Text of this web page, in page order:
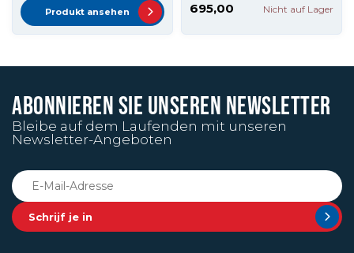
Produkt ansehen 695,00 Nicht auf Lager
ABONNIEREN SIE UNSEREN NEWSLETTER
Bleibe auf dem Laufenden mit unseren
Newsletter-Angeboten
Schrijf je in